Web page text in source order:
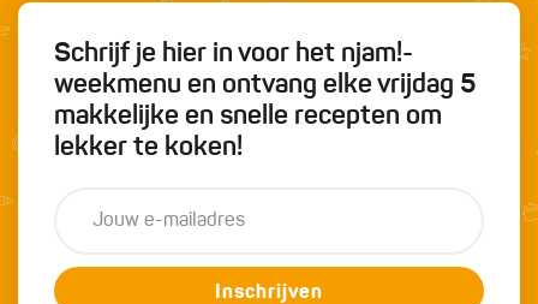
Schrijf je hier in voor het njam!-
weekmenu en ontvang elke vrijdag 5
makkelijke en snelle recepten om
lekker te koken!
Inschrijven